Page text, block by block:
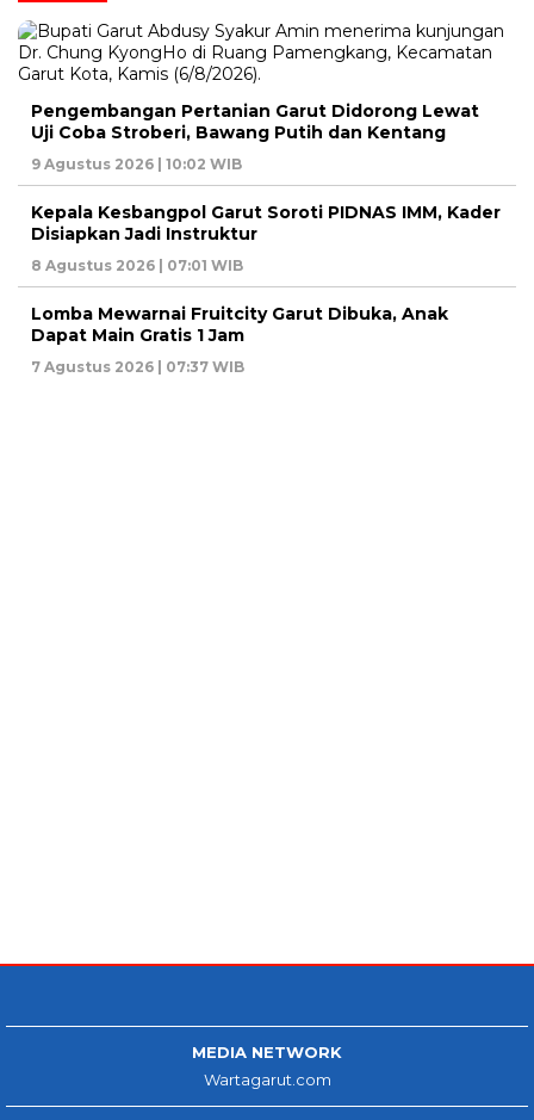
Pengembangan Pertanian Garut Didorong Lewat
Uji Coba Stroberi, Bawang Putih dan Kentang
9 Agustus 2026 | 10:02 WIB
Kepala Kesbangpol Garut Soroti PIDNAS IMM, Kader
Disiapkan Jadi Instruktur
8 Agustus 2026 | 07:01 WIB
Lomba Mewarnai Fruitcity Garut Dibuka, Anak
Dapat Main Gratis 1 Jam
7 Agustus 2026 | 07:37 WIB
MEDIA NETWORK
Wartagarut.com